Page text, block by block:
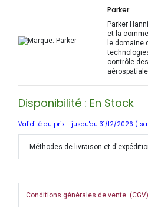
Parker
Parker
et la
le domaine
contrôle
Disponibilité : En Stock
Validité du prix : jusqu'au 31/12/2026 (
Méthodes de livraison et
Conditions générales de vente